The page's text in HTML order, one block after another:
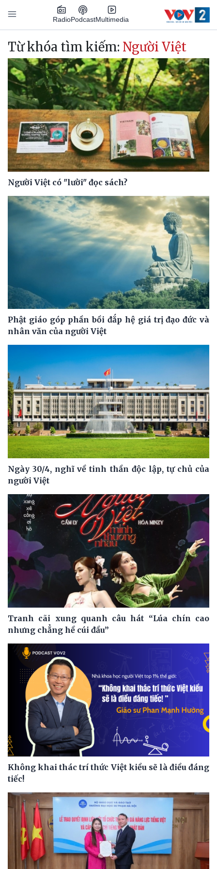
Nhảy đến nội dung
RadioPodcastMultimedia
Main navigation
Từ khóa tìm kiếm: Người Việt
Người Việt có "lười" đọc sách?
Phật giáo góp phần bồi đắp hệ giá trị đạo đức và
nhân văn của người Việt
Ngày 30/4, nghĩ về tinh thần độc lập, tự chủ của
người Việt
Tranh cãi xung quanh câu hát “Lúa chín cao
nhưng chẳng hề cúi đầu”
Không khai thác trí thức Việt kiều sẽ là điều đáng
tiếc!